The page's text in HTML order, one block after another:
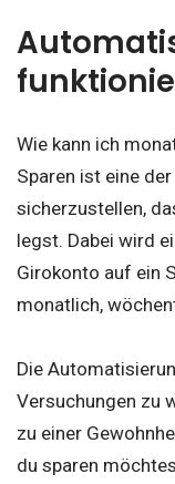
Wie kann ich
Sparen ist eine
sicherzustellen,
legst. Dabei wird
Girokonto auf ein
monatlich,
Die
Versuchungen zu
zu einer
du sparen